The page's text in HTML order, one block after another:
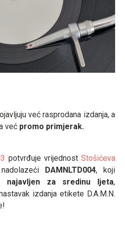
već rasprodana izdanja, a
već promo primjerak.
potvrđuje vrijednost Stošićeva
DAMNLTD004, koji
najavljen za sredinu ljeta,
izdanja etikete D.A.M.N.